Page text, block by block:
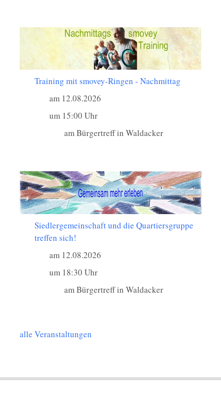
Training mit smovey-Ringen - Nachmittag
am 12.08.2026
um 15:00 Uhr
am Bürgertreff in Waldacker
Siedlergemeinschaft und die Quartiersgruppe
treffen sich!
am 12.08.2026
um 18:30 Uhr
am Bürgertreff in Waldacker
alle Veranstaltungen